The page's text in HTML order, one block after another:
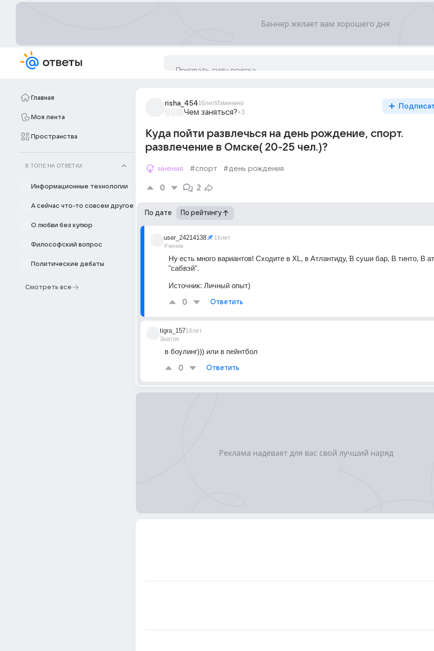
Главная
Моя лента
Пространства
В ТОПЕ НА ОТВЕТАХ
Информационные технологии
А сейчас что-то совсем другое
О любви без купюр
Философский вопрос
Политические дебаты
Смотреть все
risha_45416летИзменено
Чем заняться?+3
Куда пойти развлечься на день рождение, спорт.
развлечение в Омске( 20-25 чел.)?
мнения #спорт #день рождения
0 2
По дате По рейтингу
user_24214138
Ученик
16лет
Ну есть много вариантов! Сходите в XL, в Атлантиду, В суши бар, В тинто, В
"сабвэй".
Источник: Личный опыт)
0 Ответить
tigra_157
Знаток
16лет
в боулинг))) или в пейнтбол
0 Ответить